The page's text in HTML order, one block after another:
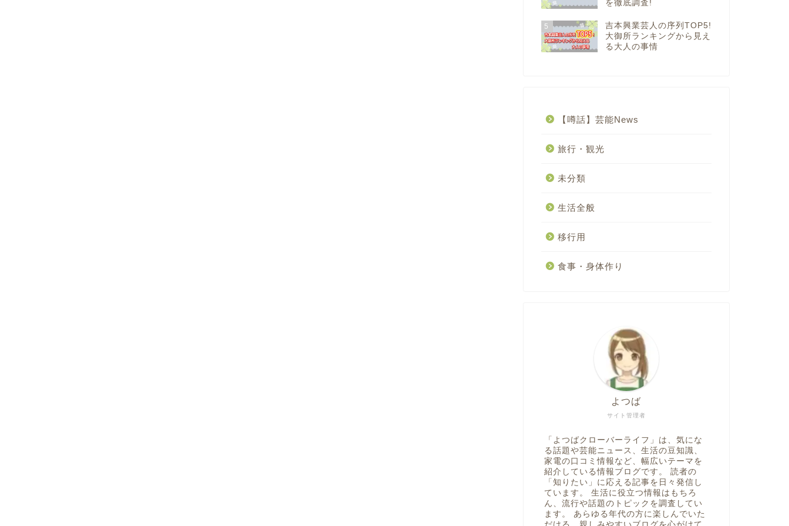
を徹底調査!
5
吉本興業芸人の序列TOP5!
大御所ランキングから見え
る大人の事情
【噂話】芸能News
旅行・観光
未分類
生活全般
移行用
食事・身体作り
サイト管理者
よつば
「よつばクローバーライフ」は、気にな
る話題や芸能ニュース、生活の豆知識、
家電の口コミ情報など、幅広いテーマを
紹介している情報ブログです。 読者の
「知りたい」に応える記事を日々発信し
ています。 生活に役立つ情報はもちろ
ん、流行や話題のトピックを調査してい
ます。 あらゆる年代の方に楽しんでいた